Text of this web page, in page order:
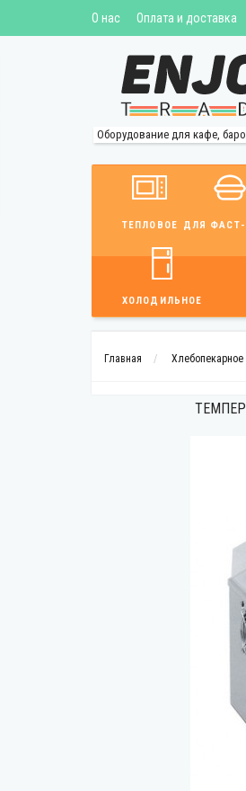
О нас Оплата и доставка
Оборудование для кафе,
ТЕПЛОВОЕ ДЛЯ
ХОЛОДИЛЬНОЕ
Главная Хлебопекарное